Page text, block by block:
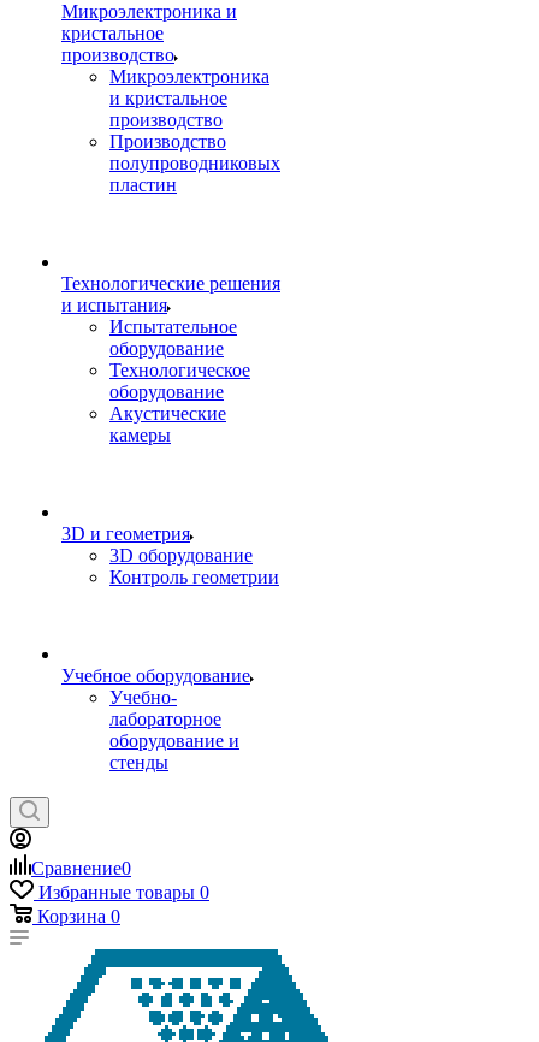
Микроэлектроника и
кристальное
производство
Микроэлектроника
и кристальное
производство
Производство
полупроводниковых
пластин
Технологические решения
и испытания
Испытательное
оборудование
Технологическое
оборудование
Акустические
камеры
3D и геометрия
3D оборудование
Контроль геометрии
Учебное оборудование
Учебно-
лабораторное
оборудование и
стенды
Сравнение0
Избранные товары 0
Корзина 0